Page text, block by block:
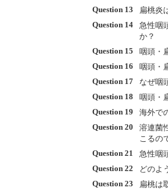
Question 13
扁桃炎
Question 14
急性咽
か？
Question 15
咽頭・
Question 16
咽頭・
Question 17
なぜ咽
Question 18
咽頭・
Question 19
海外で
Question 20
溶連菌
こるの
Question 21
急性咽
Question 22
どのよ
Question 23
扁桃は